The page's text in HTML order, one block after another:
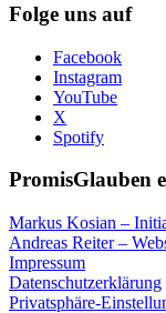
Folge uns auf
Facebook
Instagram
YouTube
X
Spotify
PromisGlauben
Markus Kosian –
Andreas Reiter –
Impressum
Datenschutzerklärung
Privatsphäre-